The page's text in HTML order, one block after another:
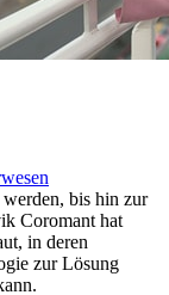
bis hin zur
Coromant hat
in deren
zur Lösung